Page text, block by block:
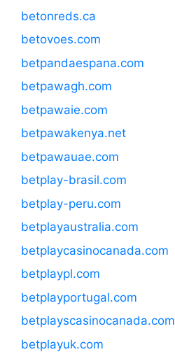
betonreds.ca
betovoes.com
betpandaespana.com
betpawagh.com
betpawaie.com
betpawakenya.net
betpawauae.com
betplay-brasil.com
betplay-peru.com
betplayaustralia.com
betplaycasinocanada.com
betplaypl.com
betplayportugal.com
betplayscasinocanada.com
betplayuk.com